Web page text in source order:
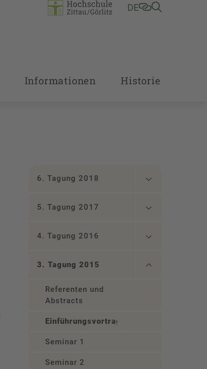
DE
Informationen Historie
6. Tagung 2018
5. Tagung 2017
4. Tagung 2016
3. Tagung 2015
Referenten und
Abstracts
Einführungsvortrag
Seminar 1
Seminar 2